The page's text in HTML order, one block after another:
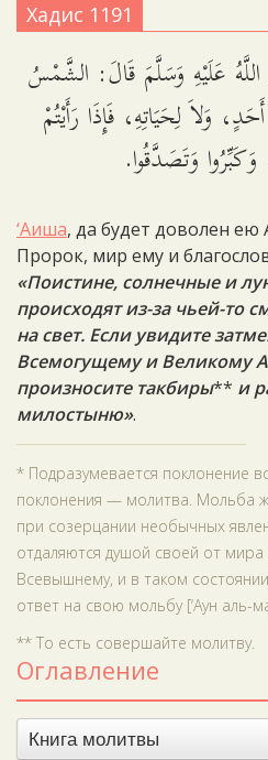
Хадис 1191
عَلَيْهِ وَسَلَّمَ قَالَ: الشَّمْسُ
وَلاَ لِحَيَاتِهِ، فَإِذَا رَأَيْتُمْ
وَتَصَدَّقُوا.
‘Аиша, да будет доволен ею
Пророк, мир ему и
«Поистине, солнечные и
происходят из-за чьей-то
на свет. Если увидите
Всемогущему и Великому
произносите такбиры** и
милостыню».
* Подразумевается поклонение
поклонения — молитва. Мольба
при созерцании необычных
отдаляются душой своей от мира
Всевышнему, и в таком
ответ на свою мольбу [‘Аун аль-
** То есть совершайте молитву.
Оглавление
Книга молитвы